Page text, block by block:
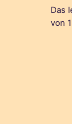
Das
von